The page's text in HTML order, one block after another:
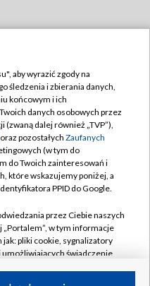
TVP
aby wyrazić zgody na
śledzenia i zbierania danych,
końcowym i ich
danych osobowych przez
(zwaną dalej również „TVP”),
oraz pozostałych Zaufanych
(w tym do
do Twoich zainteresowań i
które wskazujemy poniżej, a
PPID do Google.
przez Ciebie naszych
„Portalem”, w tym informacje
pliki cookie, sygnalizatory
świadczenie